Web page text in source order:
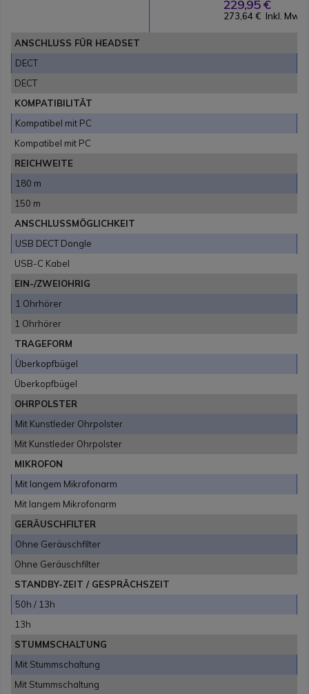
229,95 €
273,64 € Inkl.
ANSCHLUSS FÜR HEADSET
DECT
DECT
KOMPATIBILITÄT
Kompatibel mit PC
Kompatibel mit PC
REICHWEITE
180 m
150 m
ANSCHLUSSMÖGLICHKEIT
USB DECT Dongle
USB-C Kabel
EIN-/ZWEIOHRIG
1 Ohrhörer
1 Ohrhörer
TRAGEFORM
Überkopfbügel
Überkopfbügel
OHRPOLSTER
Mit Kunstleder Ohrpolster
Mit Kunstleder Ohrpolster
MIKROFON
Mit langem Mikrofonarm
Mit langem Mikrofonarm
GERÄUSCHFILTER
Ohne Geräuschfilter
Ohne Geräuschfilter
STANDBY-ZEIT / GESPRÄCHSZEIT
50h / 13h
13h
STUMMSCHALTUNG
Mit Stummschaltung
Mit Stummschaltung